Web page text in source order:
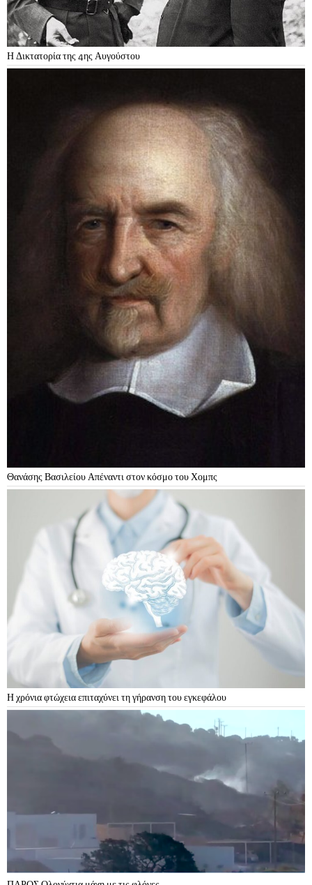
Η Δικτατορία της 4ης Αυγούστου
Θανάσης Βασιλείου Απέναντι στον κόσμο του Χομπς
Η χρόνια φτώχεια επιταχύνει τη γήρανση του εγκεφάλου